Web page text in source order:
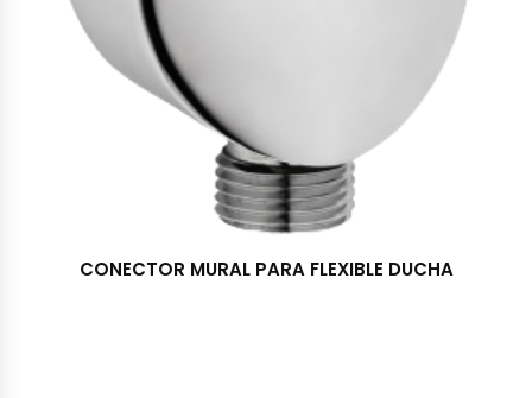
CONECTOR MURAL PARA FLEXIBLE DUCHA